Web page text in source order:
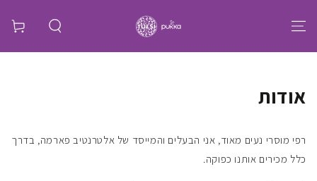
אודות
רפי מוסרי נעים מאוד, אני הבעלים והמייסד של אלטרנטיב פארמה, בדרך
כלל מכירים אותנו כפוקה.